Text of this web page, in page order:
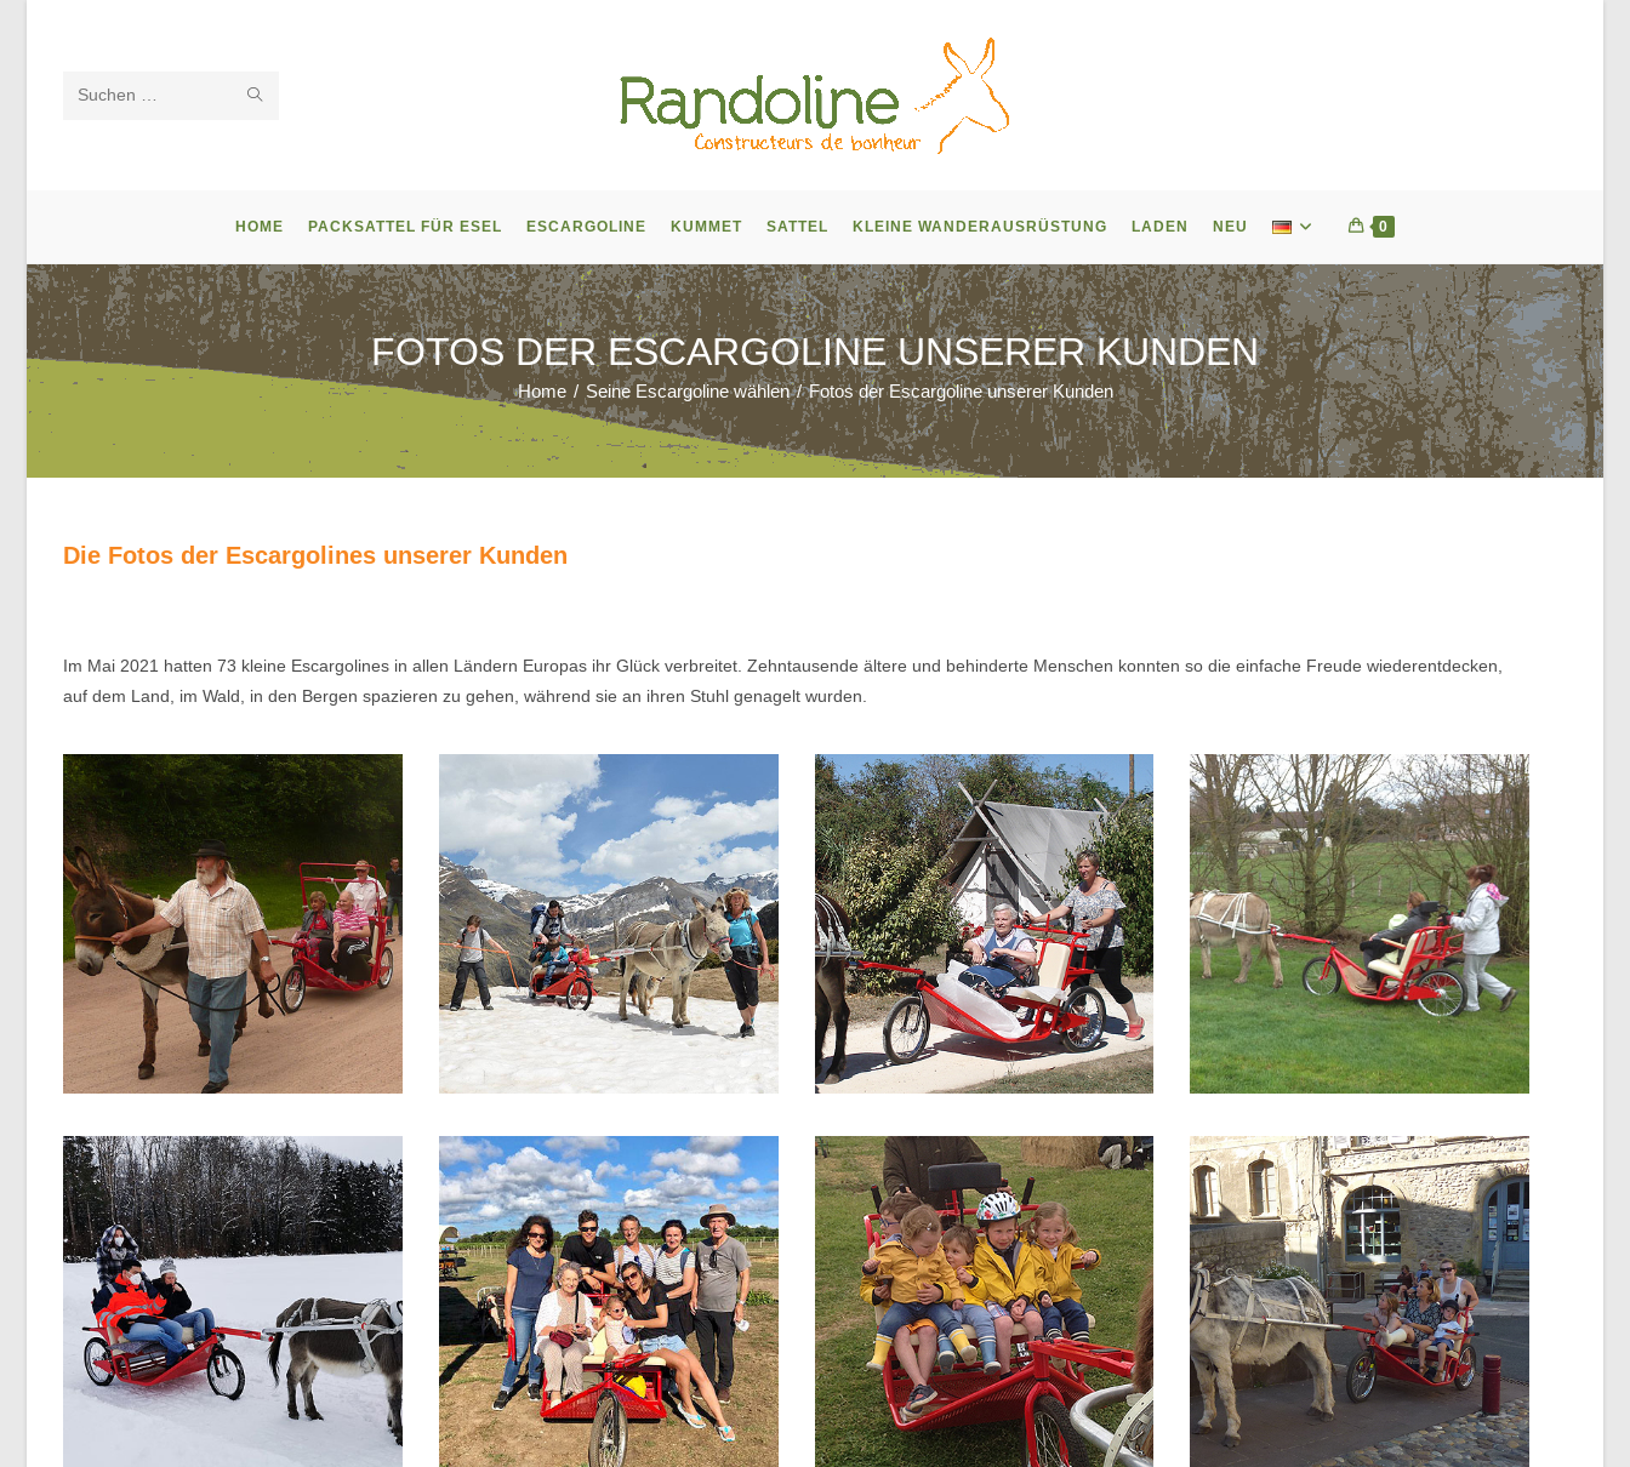
Diese
HOME PACKSATTEL FÜR ESEL ESCARGOLINE KUMMET SATTEL KLEINE WANDERAUSRÜSTUNG LADEN NEU 0
FOTOS DER ESCARGOLINE UNSERER KUNDEN
Home / Seine Escargoline wählen / Fotos der Escargoline unserer Kunden
Die Fotos der Escargolines unserer Kunden
Im Mai 2021 hatten 73 kleine Escargolines in allen Ländern Europas ihr Glück verbreitet. Zehntausende ältere und behinderte Menschen konnten so die einfache Freude wiederentdecken,
auf dem Land, im Wald, in den Bergen spazieren zu gehen, während sie an ihren Stuhl genagelt wurden.